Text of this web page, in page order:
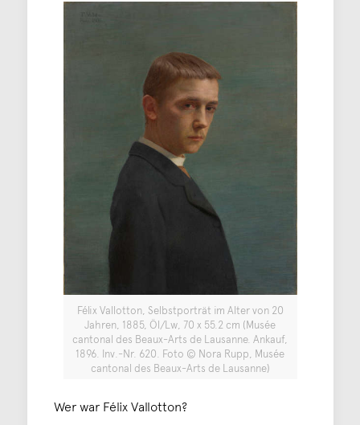
Félix Vallotton, Selbstporträt im Alter von 20
Jahren, 1885, Öl/Lw, 70 x 55.2 cm (Musée
cantonal des Beaux-Arts de Lausanne. Ankauf,
1896. Inv.-Nr. 620. Foto © Nora Rupp, Musée
cantonal des Beaux-Arts de Lausanne)
Wer war Félix Vallotton?